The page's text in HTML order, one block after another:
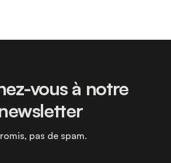
vous à notre
pas de spam.